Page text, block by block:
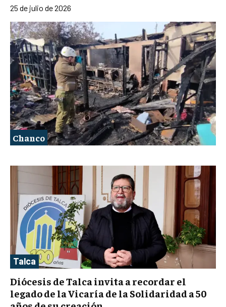
25 de julio de 2026
Chanco
Talca
Diócesis de Talca invita a recordar el
legado de la Vicaría de la Solidaridad a 50